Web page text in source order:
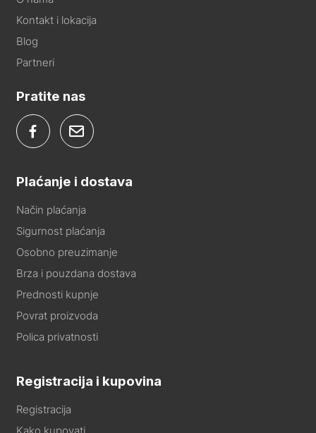
Kontakt i lokacija
Blog
Partneri
Pratite nas
Plaćanje i dostava
Način plaćanja
Sigurnost plaćanja
Osobno preuzimanje
Brza i pouzdana dostava
Prednosti kupnje
Povrat proizvoda
Polica privatnosti
Registracija i kupovina
Registracija